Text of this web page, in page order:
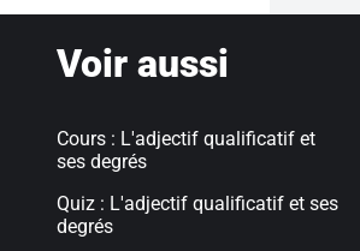
Voir aussi
Cours : L'adjectif qualificatif et
ses degrés
Quiz : L'adjectif qualificatif et ses
degrés